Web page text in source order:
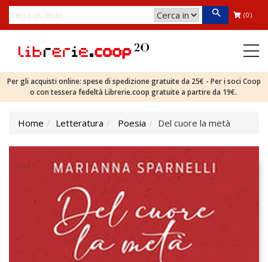
(0)
Per gli acquisti online: spese di spedizione gratuite da 25€ - Per i soci Coop
o con tessera fedeltà Librerie.coop gratuite a partire da 19€.
Home Letteratura Poesia Del cuore la metà